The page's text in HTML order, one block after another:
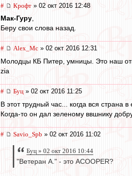
# Крофт » 02 окт 2016 12:48
Мак-Гуру,
Беру свои слова назад.
# Alex_Mc » 02 окт 2016 12:31
Молодцы КБ Питер, умницы. Это наш
zia
# Буц » 02 окт 2016 11:25
В этот трудный час... когда вся
Когда-то он дал зеленому ввшнику
# Savio_Spb » 02 окт 2016 11:02
Буц » 02 окт 2016 10:44
"Ветеран А." - это ACOOPER?